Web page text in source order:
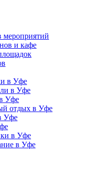
мероприятий
и кафе
в Уфе
в Уфе
Уфе
отдых в Уфе
Уфе
в Уфе
в Уфе